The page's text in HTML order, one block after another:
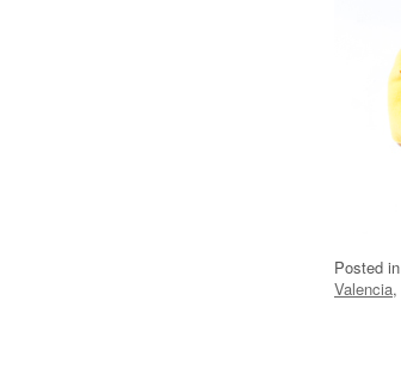
Posted in
Valencia,